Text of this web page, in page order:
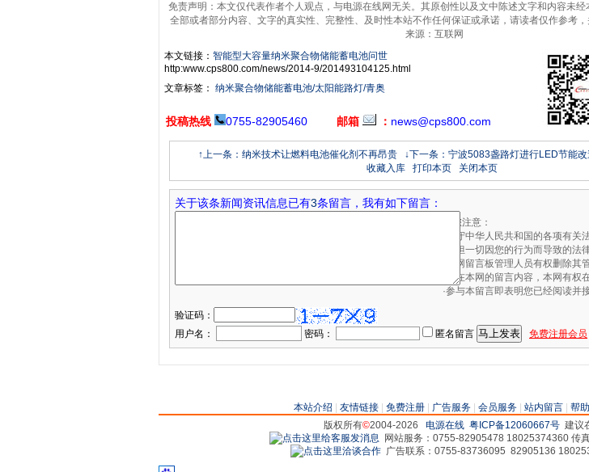
免责声明：本文仅代表作者个人观点，与电源在线网无关。其原创性以及文中陈述文字和内容未
全部或者部分内容、文字的真实性、完整性、及时性本站不作任何保证或承诺，请读者仅作参考，
来源：互联网
本文链接： 智能型大容量纳米聚合物储能蓄电池问世
http:www.cps800.com/news/2014-9/201493104125.html
文章标签： 纳米聚合物储能蓄电池/太阳能路灯/青奥
投稿热线 0755-82905460 邮箱 ： news@cps800.com
↑上一条：纳米技术让燃料电池催化剂不再昂贵
↓下一条：宁波5083盏路灯进行LED节能
收藏入库
打印本页 关闭本页
关于该条新闻资讯信息已有3条留言，我有如下留言：
请您注意：
·遵守中华人民共和国的各项有关
·承担一切因您的行为而导致的法
·本网留言板管理人员有权删除其
·您在本网的留言内容，本网有权
·参与本留言即表明您已经阅读并
验证码：
用户名：
密码： 匿名留言 免费注册会员
本站介绍 友情链接 免费注册 广告服务 会员服务 站内留言 帮
版权所有©2004-2026 电源在线 粤ICP备12060667号 建议
网站服务：0755-82905478 18025374360 传
广告联系：0755-83736095 82905136